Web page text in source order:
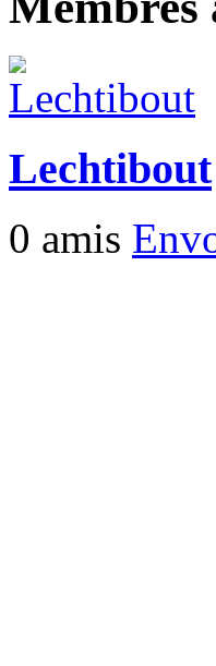
Lechtibout
0 amis